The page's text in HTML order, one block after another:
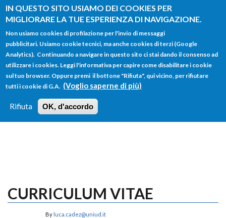
IN QUESTO SITO USIAMO DEI COOKIES PER
MIGLIORARE LA TUE ESPERIENZA DI NAVIGAZIONE.
Non usiamo cookies di profilazione per l'invio di messaggi
pubblicitari. Usiamo cookie tecnici, ma anche cookies di terzi (Google
Analytics). Continuando a navigare in questo sito ci stai dando il consenso ad
utilizzare i cookies. Leggi l'informativa per capire come disabilitare i cookie
sul tuo browser. Oppure premi il bottone "Rifiuta", qui vicino, per rifiutare
tutti i cookie di G.A. (Voglio saperne di più)
Rifiuta OK, d'accordo
Salta al contenuto principale
FORM
DI
RICERCA
Main menu
HOME TUTTI I PROFILI
LOGIN
CURRICULUM VITAE
By luca.cadez@uniud.it